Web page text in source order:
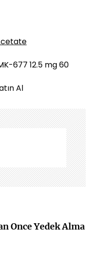
677 12.5 mg 60
Al
Once Yedek Alma